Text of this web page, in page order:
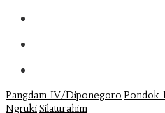
Pangdam IV/Diponegoro Pondok
NgrukiSilaturahim